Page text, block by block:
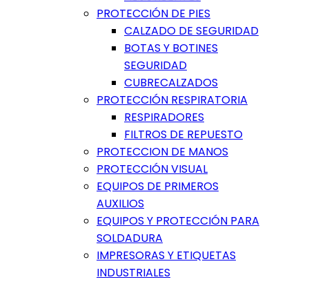
PROTECCIÓN DE PIES
CALZADO DE SEGURIDAD
BOTAS Y BOTINES
SEGURIDAD
CUBRECALZADOS
PROTECCIÓN RESPIRATORIA
RESPIRADORES
FILTROS DE REPUESTO
PROTECCION DE MANOS
PROTECCIÓN VISUAL
EQUIPOS DE PRIMEROS
AUXILIOS
EQUIPOS Y PROTECCIÓN PARA
SOLDADURA
IMPRESORAS Y ETIQUETAS
INDUSTRIALES